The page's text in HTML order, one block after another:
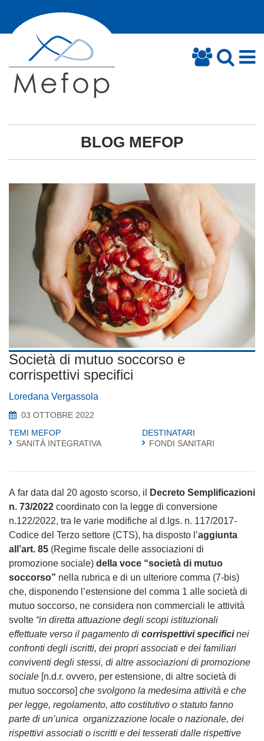
BLOG MEFOP
Società di mutuo soccorso e
corrispettivi specifici
Loredana Vergassola
03 OTTOBRE 2022
TEMI MEFOP
SANITÀ INTEGRATIVA
DESTINATARI
FONDI SANITARI
A far data dal 20 agosto scorso, il
Decreto Semplificazioni
n. 73/2022 coordinato con la legge di conversione
n.122/2022, tra le varie modifiche al d.lgs. n. 117/2017-
Codice del Terzo settore (CTS), ha disposto l’aggiunta
all’art. 85 (Regime fiscale delle associazioni di
promozione sociale) della voce “società di mutuo
soccorso” nella rubrica e di un ulteriore comma (7-bis)
che, disponendo l’estensione del comma 1 alle società di
mutuo soccorso, ne considera non commerciali le attività
svolte “in diretta attuazione degli scopi istituzionali
effettuate verso il pagamento di corrispettivi specificinei
confronti degli iscritti, dei propri associati e dei familiari
conviventi degli stessi, di altre associazioni di promozione
sociale [n.d.r. ovvero, per estensione, di altre società di
mutuo soccorso] che svolgono la medesima attività e che
per legge, regolamento, atto costitutivo o statuto fanno
parte di un’unica organizzazione locale o nazionale, dei
rispettivi associati o iscritti e dei tesserati dalle rispettive